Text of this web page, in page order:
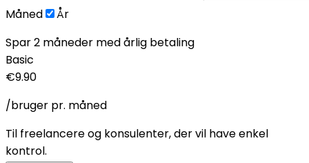
Måned
År
Spar 2 måneder med årlig betaling
Basic
€9.90
/bruger pr. måned
Til freelancere og konsulenter, der vil have enkel
kontrol.